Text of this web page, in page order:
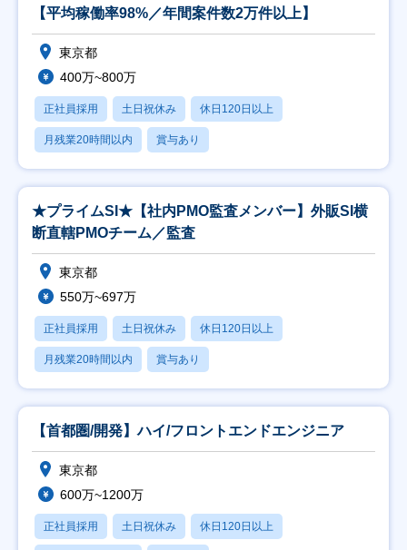
【平均稼働率98%／年間案件数2万件以上】
東京都
400万~800万
正社員採用 土日祝休み 休日120日以上
月残業20時間以内 賞与あり
★プライムSI★【社内PMO監査メンバー】外販SI横
断直轄PMOチーム／監査
東京都
550万~697万
正社員採用 土日祝休み 休日120日以上
月残業20時間以内 賞与あり
【首都圏/開発】ハイ/フロントエンドエンジニア
東京都
600万~1200万
正社員採用 土日祝休み 休日120日以上